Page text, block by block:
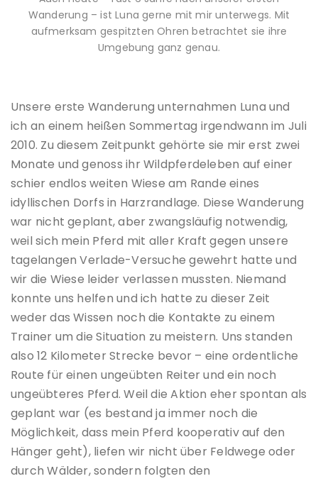
Wanderung – ist Luna gerne mit mir unterwegs. Mit
aufmerksam gespitzten Ohren betrachtet sie ihre
Umgebung ganz genau.
Unsere erste Wanderung unternahmen Luna und
ich an einem heißen Sommertag irgendwann im Juli
2010. Zu diesem Zeitpunkt gehörte sie mir erst zwei
Monate und genoss ihr Wildpferdeleben auf einer
schier endlos weiten Wiese am Rande eines
idyllischen Dorfs in Harzrandlage. Diese Wanderung
war nicht geplant, aber zwangsläufig notwendig,
weil sich mein Pferd mit aller Kraft gegen unsere
tagelangen Verlade-Versuche gewehrt hatte und
wir die Wiese leider verlassen mussten. Niemand
konnte uns helfen und ich hatte zu dieser Zeit
weder das Wissen noch die Kontakte zu einem
Trainer um die Situation zu meistern. Uns standen
also 12 Kilometer Strecke bevor – eine ordentliche
Route für einen ungeübten Reiter und ein noch
ungeübteres Pferd. Weil die Aktion eher spontan als
geplant war (es bestand ja immer noch die
Möglichkeit, dass mein Pferd kooperativ auf den
Hänger geht), liefen wir nicht über Feldwege oder
durch Wälder, sondern folgten den